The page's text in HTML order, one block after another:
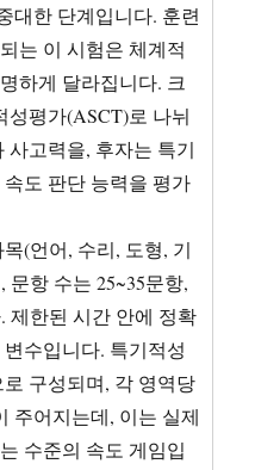
대한 단계입니다. 훈련
는 이 시험은 체계적
하게 달라집니다. 크
평가(ASCT)로 나뉘
사고력을, 후자는 특기
도 판단 능력을 평가
(언어, 수리, 도형, 기
문항 수는 25~35문항,
제한된 시간 안에 정확
수입니다. 특기적성
구성되며, 각 영역당
주어지는데, 이는 실제
수준의 속도 게임입